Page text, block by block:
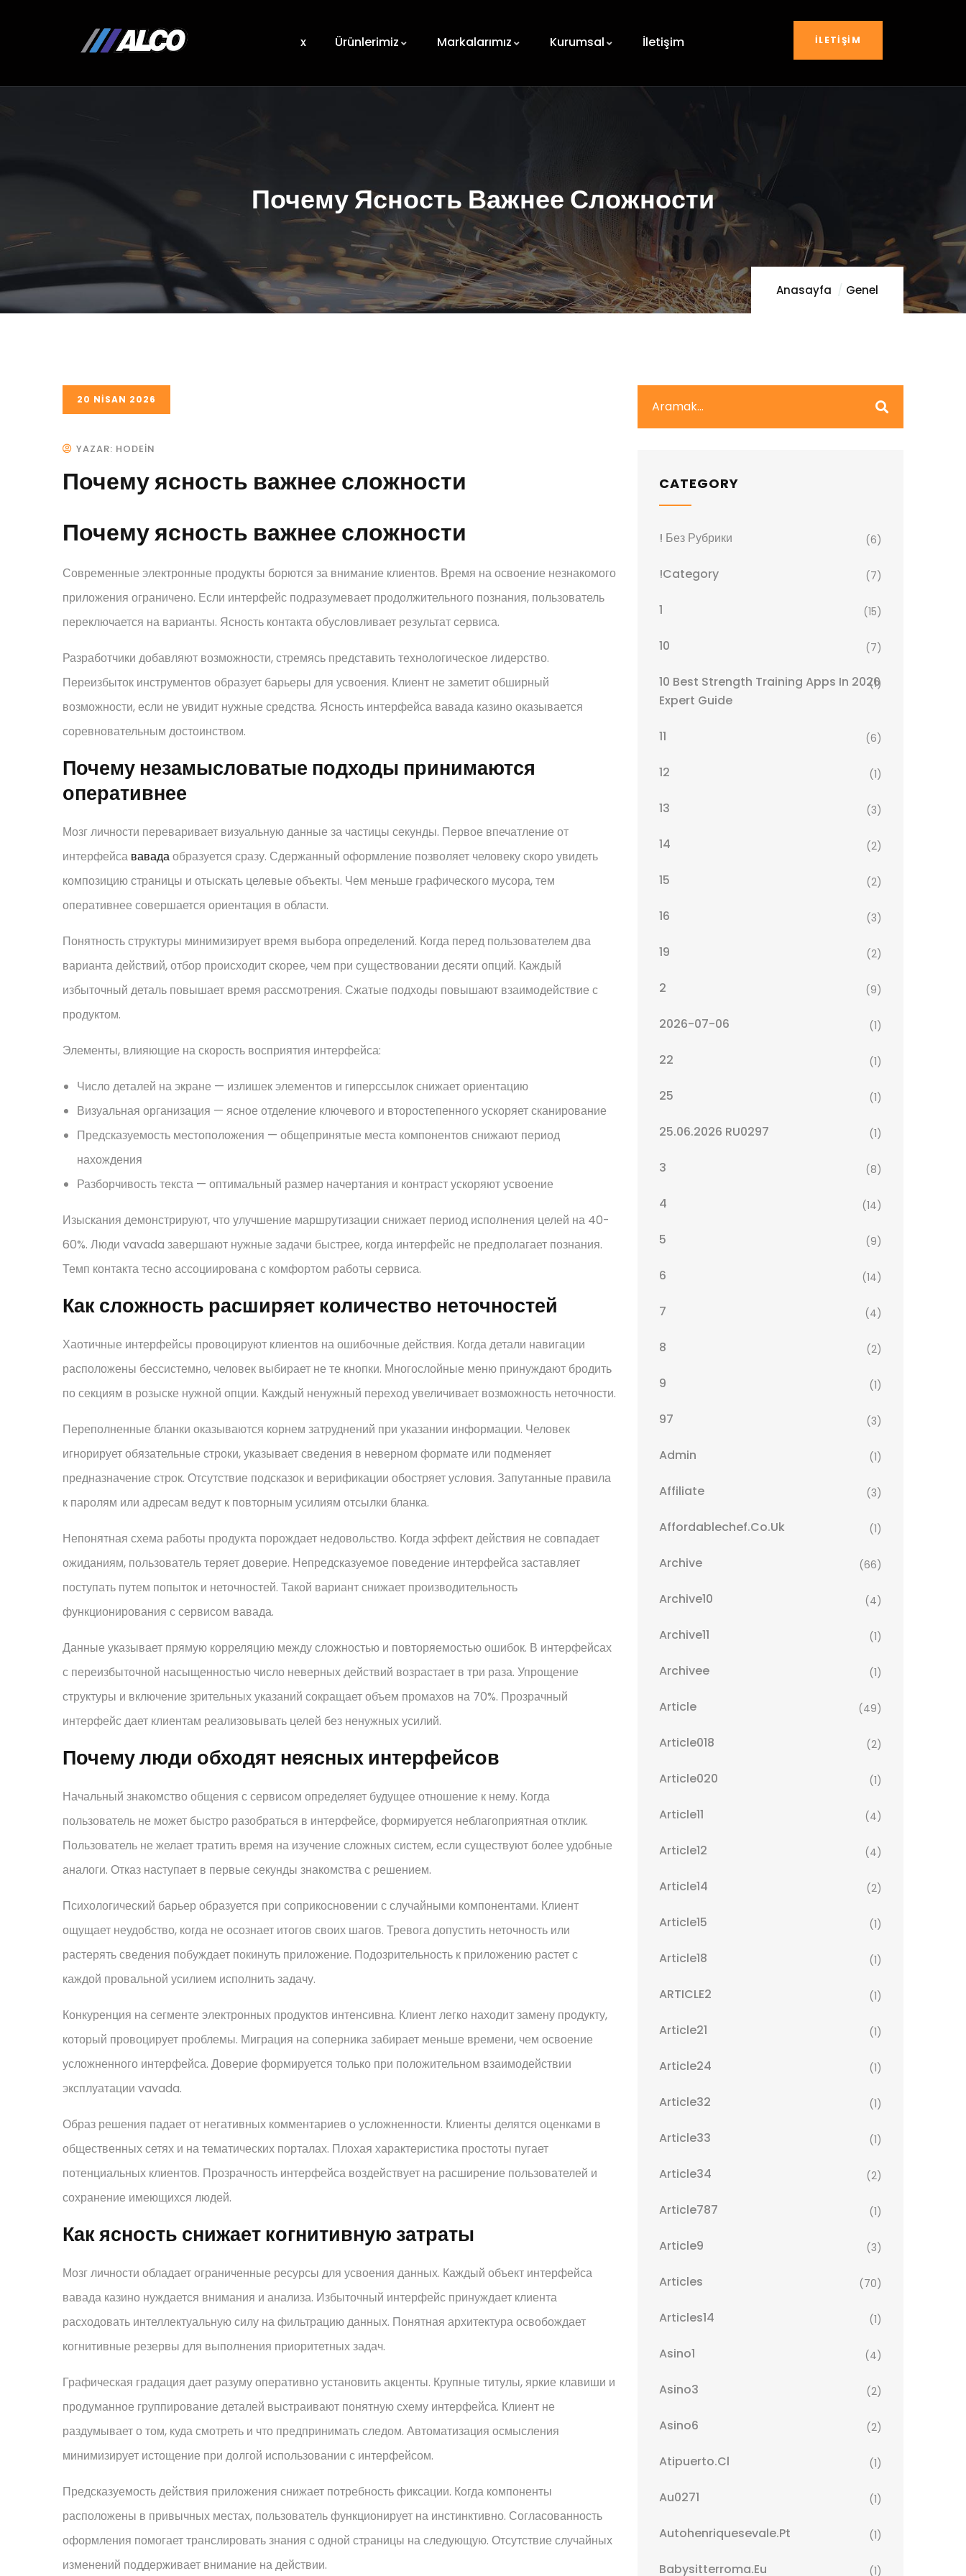
x Ürünlerimiz Markalarımız Kurumsal İletişim İLETIŞIM
Почему Ясность Важнее Сложности
Anasayfa Genel
20 NISAN 2026
YAZAR: HODEIN
Почему ясность важнее сложности
Почему ясность важнее сложности
Современные электронные продукты борются за внимание клиентов. Время на освоение незнакомого
приложения ограничено. Если интерфейс подразумевает продолжительного познания, пользователь
переключается на варианты. Ясность контакта обусловливает результат сервиса.
Разработчики добавляют возможности, стремясь представить технологическое лидерство.
Переизбыток инструментов образует барьеры для усвоения. Клиент не заметит обширный
возможности, если не увидит нужные средства. Ясность интерфейса вавада казино оказывается
соревновательным достоинством.
Почему незамысловатые подходы принимаются
оперативнее
Мозг личности переваривает визуальную данные за частицы секунды. Первое впечатление от
интерфейса вавадаобразуется сразу. Сдержанный оформление позволяет человеку скоро увидеть
композицию страницы и отыскать целевые объекты. Чем меньше графического мусора, тем
оперативнее совершается ориентация в области.
Понятность структуры минимизирует время выбора определений. Когда перед пользователем два
варианта действий, отбор происходит скорее, чем при существовании десяти опций. Каждый
избыточный деталь повышает время рассмотрения. Сжатые подходы повышают взаимодействие с
продуктом.
Элементы, влияющие на скорость восприятия интерфейса:
Число деталей на экране — излишек элементов и гиперссылок снижает ориентацию
Визуальная организация — ясное отделение ключевого и второстепенного ускоряет сканирование
Предсказуемость местоположения — общепринятые места компонентов снижают период
нахождения
Разборчивость текста — оптимальный размер начертания и контраст ускоряют усвоение
Изыскания демонстрируют, что улучшение маршрутизации снижает период исполнения целей на 40-
60%. Люди vavada завершают нужные задачи быстрее, когда интерфейс не предполагает познания.
Темп контакта тесно ассоциирована с комфортом работы сервиса.
Как сложность расширяет количество неточностей
Хаотичные интерфейсы провоцируют клиентов на ошибочные действия. Когда детали навигации
расположены бессистемно, человек выбирает не те кнопки. Многослойные меню принуждают бродить
по секциям в розыске нужной опции. Каждый ненужный переход увеличивает возможность неточности.
Переполненные бланки оказываются корнем затруднений при указании информации. Человек
игнорирует обязательные строки, указывает сведения в неверном формате или подменяет
предназначение строк. Отсутствие подсказок и верификации обостряет условия. Запутанные правила
к паролям или адресам ведут к повторным усилиям отсылки бланка.
Непонятная схема работы продукта порождает недовольство. Когда эффект действия не совпадает
ожиданиям, пользователь теряет доверие. Непредсказуемое поведение интерфейса заставляет
поступать путем попыток и неточностей. Такой вариант снижает производительность
функционирования с сервисом вавада.
Данные указывает прямую корреляцию между сложностью и повторяемостью ошибок. В интерфейсах
с переизбыточной насыщенностью число неверных действий возрастает в три раза. Упрощение
структуры и включение зрительных указаний сокращает объем промахов на 70%. Прозрачный
интерфейс дает клиентам реализовывать целей без ненужных усилий.
Почему люди обходят неясных интерфейсов
Начальный знакомство общения с сервисом определяет будущее отношение к нему. Когда
пользователь не может быстро разобраться в интерфейсе, формируется неблагоприятная отклик.
Пользователь не желает тратить время на изучение сложных систем, если существуют более удобные
аналоги. Отказ наступает в первые секунды знакомства с решением.
Психологический барьер образуется при соприкосновении с случайными компонентами. Клиент
ощущает неудобство, когда не осознает итогов своих шагов. Тревога допустить неточность или
растерять сведения побуждает покинуть приложение. Подозрительность к приложению растет с
каждой провальной усилием исполнить задачу.
Конкуренция на сегменте электронных продуктов интенсивна. Клиент легко находит замену продукту,
который провоцирует проблемы. Миграция на соперника забирает меньше времени, чем освоение
усложненного интерфейса. Доверие формируется только при положительном взаимодействии
эксплуатации vavada.
Образ решения падает от негативных комментариев о усложненности. Клиенты делятся оценками в
общественных сетях и на тематических порталах. Плохая характеристика простоты пугает
потенциальных клиентов. Прозрачность интерфейса воздействует на расширение пользователей и
сохранение имеющихся людей.
Как ясность снижает когнитивную затраты
Мозг личности обладает ограниченные ресурсы для усвоения данных. Каждый объект интерфейса
вавада казино нуждается внимания и анализа. Избыточный интерфейс принуждает клиента
расходовать интеллектуальную силу на фильтрацию данных. Понятная архитектура освобождает
когнитивные резервы для выполнения приоритетных задач.
Графическая градация дает разуму оперативно установить акценты. Крупные титулы, яркие клавиши и
продуманное группирование деталей выстраивают понятную схему интерфейса. Клиент не
раздумывает о том, куда смотреть и что предпринимать следом. Автоматизация осмысления
минимизирует истощение при долгой использовании с интерфейсом.
Предсказуемость действия приложения снижает потребность фиксации. Когда компоненты
расположены в привычных местах, пользователь функционирует на инстинктивно. Согласованность
оформления помогает транслировать знания с одной страницы на следующую. Отсутствие случайных
изменений поддерживает внимание на действии.
CATEGORY
! Без Рубрики (6)
!Category (7)
1 (15)
10 (7)
10 Best Strength Training Apps In 2026
Expert Guide
(1)
11 (6)
12 (1)
13 (3)
14 (2)
15 (2)
16 (3)
19 (2)
2 (9)
2026-07-06 (1)
22 (1)
25 (1)
25.06.2026 RU0297 (1)
3 (8)
4 (14)
5 (9)
6 (14)
7 (4)
8 (2)
9 (1)
97 (3)
Admin (1)
Affiliate (3)
Affordablechef.co.uk (1)
Archive (66)
Archive10 (4)
Archive11 (1)
Archivee (1)
Article (49)
Article018 (2)
Article020 (1)
Article11 (4)
Article12 (4)
Article14 (2)
Article15 (1)
Article18 (1)
ARTICLE2 (1)
Article21 (1)
Article24 (1)
Article32 (1)
Article33 (1)
Article34 (2)
Article787 (1)
Article9 (3)
Articles (70)
Articles14 (1)
Asino1 (4)
Asino3 (2)
Asino6 (2)
Atipuerto.cl (1)
Au0271 (1)
Autohenriquesevale.pt (1)
Babysitterroma.eu (1)